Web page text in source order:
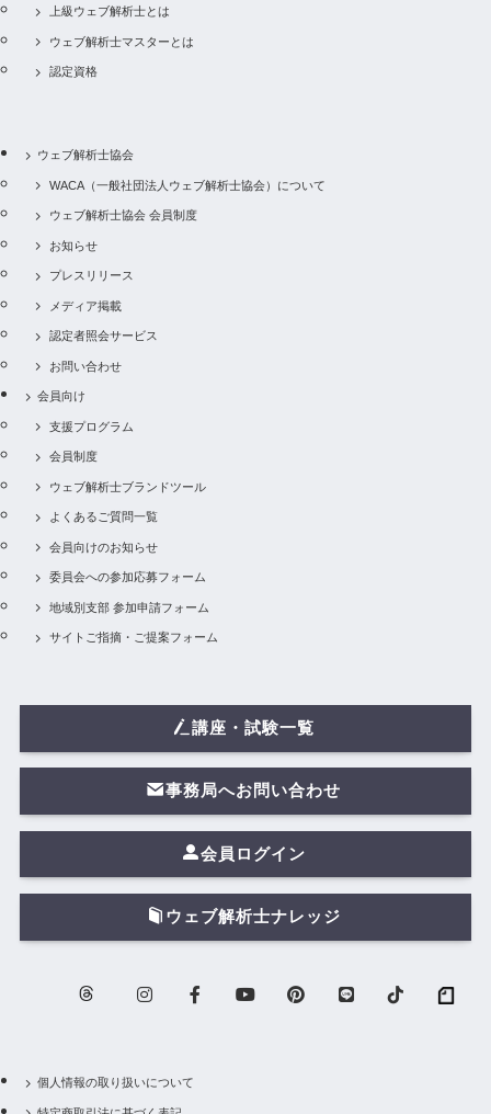
上級ウェブ解析士とは
ウェブ解析士マスターとは
認定資格
ウェブ解析士協会
WACA（一般社団法人ウェブ解析士協会）について
ウェブ解析士協会 会員制度
お知らせ
プレスリリース
メディア掲載
認定者照会サービス
お問い合わせ
会員向け
支援プログラム
会員制度
ウェブ解析士ブランドツール
よくあるご質問一覧
会員向けのお知らせ
委員会への参加応募フォーム
地域別支部 参加申請フォーム
サイトご指摘・ご提案フォーム
講座・試験一覧
事務局へお問い合わせ
会員ログイン
ウェブ解析士ナレッジ
個人情報の取り扱いについて